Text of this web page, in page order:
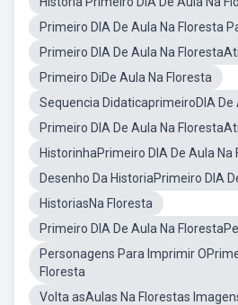
Primeiro DIA De Aula Na Floresta
Primeiro DIA De Aula Na
Primeiro DiDe Aula Na Floresta
Sequencia DidaticaprimeiroDIA De
Primeiro DIA De Aula Na
HistorinhaPrimeiro DIA De Aula Na
Desenho Da HistoriaPrimeiro DIA
HistoriasNa Floresta
Primeiro DIA De Aula Na
Personagens Para Imprimir
Floresta
Volta asAulas Na Florestas